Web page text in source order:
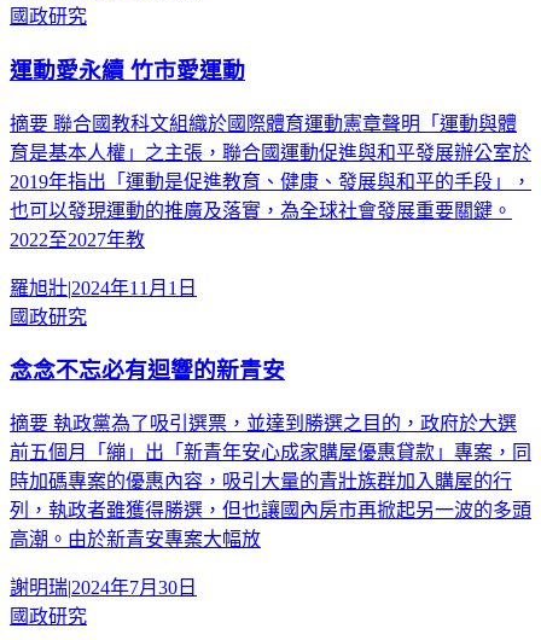
國政研究
運動愛永續 竹市愛運動
摘要 聯合國教科文組織於國際體育運動憲章聲明「運動與體
育是基本人權」之主張，聯合國運動促進與和平發展辦公室於
2019年指出「運動是促進教育、健康、發展與和平的手段」，
也可以發現運動的推廣及落實，為全球社會發展重要關鍵。
2022至2027年教
羅旭壯|2024年11月1日
國政研究
念念不忘必有迴響的新青安
摘要 執政黨為了吸引選票，並達到勝選之目的，政府於大選
前五個月「繃」出「新青年安心成家購屋優惠貸款」專案，同
時加碼專案的優惠內容，吸引大量的青壯族群加入購屋的行
列，執政者雖獲得勝選，但也讓國內房市再掀起另一波的多頭
高潮。由於新青安專案大幅放
謝明瑞|2024年7月30日
國政研究